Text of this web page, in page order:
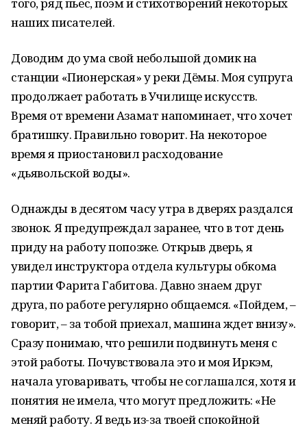
наших писателей.
Доводим до ума свой небольшой домик на
станции «Пионерская» у реки Дёмы. Моя супруга
продолжает работать в Училище искусств.
Время от времени Азамат напоминает, что хочет
братишку. Правильно говорит. На некоторое
время я приостановил расходование
«дьявольской воды».
Однажды в десятом часу утра в дверях раздался
звонок. Я предупреждал заранее, что в тот день
приду на работу попозже. Открыв дверь, я
увидел инструктора отдела культуры обкома
партии Фарита Габитова. Давно знаем друг
друга, по работе регулярно общаемся. «Пойдем, –
говорит, – за тобой приехал, машина ждет внизу».
Сразу понимаю, что решили подвинуть меня с
этой работы. Почувствовала это и моя Иркэм,
начала уговаривать, чтобы не соглашался, хотя и
понятия не имела, что могут предложить: «Не
меняй работу. Я ведь из-за твоей спокойной